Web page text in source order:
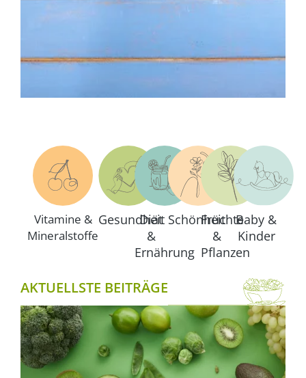
Vitamine &
Mineralstoffe
Gesundheit
Diät
&
Ernährung
Schönheit
Früchte
&
Pflanzen
Baby &
Kinder
AKTUELLSTE BEITRÄGE